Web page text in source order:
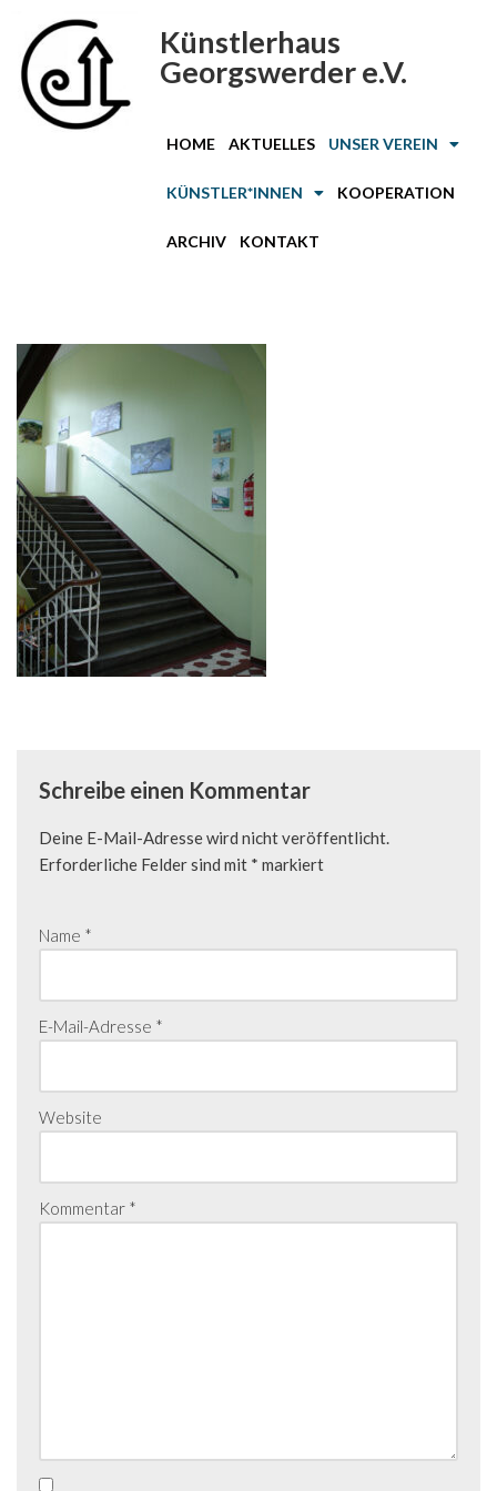
Zum
Inhalt
springen
Künstlerhaus
Georgswerder e.V.
HOME AKTUELLES UNSER VEREIN
KÜNSTLER*INNEN KOOPERATION
ARCHIV KONTAKT
Schreibe einen Kommentar
Deine E-Mail-Adresse wird nicht veröffentlicht.
Erforderliche Felder sind mit * markiert
Name *
E-Mail-Adresse *
Website
Kommentar *